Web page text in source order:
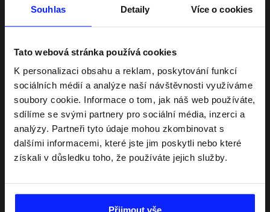
Souhlas Detaily Více o cookies
Tato webová stránka používá cookies
K personalizaci obsahu a reklam, poskytování funkcí
sociálních médií a analýze naší návštěvnosti využíváme
soubory cookie. Informace o tom, jak náš web používáte,
sdílíme se svými partnery pro sociální média, inzerci a
analýzy. Partneři tyto údaje mohou zkombinovat s
dalšími informacemi, které jste jim poskytli nebo které
získali v důsledku toho, že používáte jejich služby.